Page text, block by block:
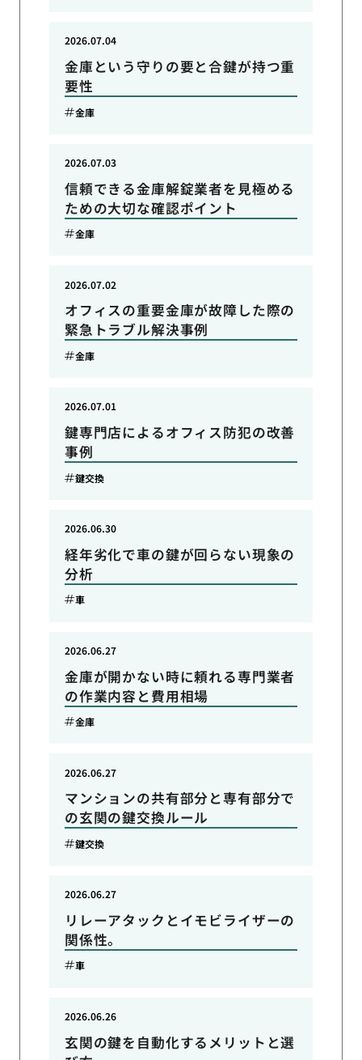
金庫という守りの要と合鍵が持つ重
要性
2026.07.04
金庫
信頼できる金庫解錠業者を見極める
ための大切な確認ポイント
2026.07.03
金庫
オフィスの重要金庫が故障した際の
緊急トラブル解決事例
2026.07.02
金庫
鍵専門店によるオフィス防犯の改善
事例
2026.07.01
鍵交換
経年劣化で車の鍵が回らない現象の
分析
2026.06.30
車
金庫が開かない時に頼れる専門業者
の作業内容と費用相場
2026.06.27
金庫
マンションの共有部分と専有部分で
の玄関の鍵交換ルール
2026.06.27
鍵交換
リレーアタックとイモビライザーの
関係性。
2026.06.27
車
玄関の鍵を自動化するメリットと選
2026.06.26